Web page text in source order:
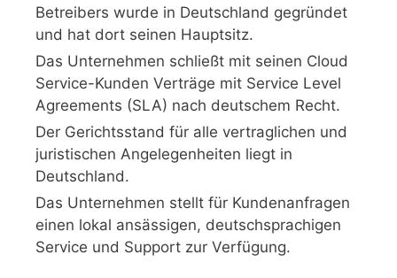
Betreibers wurde in Deutschland gegründet
und hat dort seinen Hauptsitz.
Das Unternehmen schließt mit seinen Cloud
Service-Kunden Verträge mit Service Level
Agreements (SLA) nach deutschem Recht.
Der Gerichtsstand für alle vertraglichen und
juristischen Angelegenheiten liegt in
Deutschland.
Das Unternehmen stellt für Kundenanfragen
einen lokal ansässigen, deutschsprachigen
Service und Support zur Verfügung.